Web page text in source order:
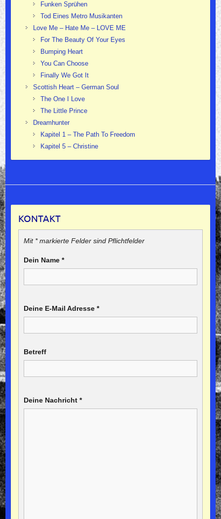
Funken Sprühen
Tod Eines Metro Musikanten
Love Me – Hate Me – LOVE ME
For The Beauty Of Your Eyes
Bumping Heart
You Can Choose
Finally We Got It
Scottish Heart – German Soul
The One I Love
The Little Prince
Dreamhunter
Kapitel 1 – The Path To Freedom
Kapitel 5 – Christine
KONTAKT
Mit * markierte Felder sind Pflichtfelder
Dein Name *
Deine E-Mail Adresse *
Betreff
Deine Nachricht *